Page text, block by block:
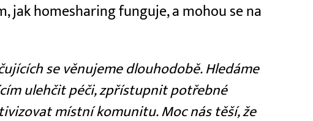
jak homesharing funguje, a mohou se na
se věnujeme dlouhodobě. Hledáme
ulehčit péči, zpřístupnit potřebné
místní komunitu. Moc nás těší, že